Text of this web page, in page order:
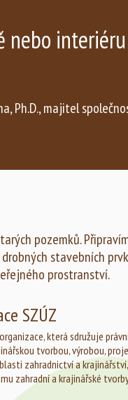
nebo interiéru
Ph.D., majitel
pozemků.
stavebních
prostranství.
SZÚZ
která sdružuje
tvorbou, výrobou,
zahradnictví a
zahradní a krajinářské